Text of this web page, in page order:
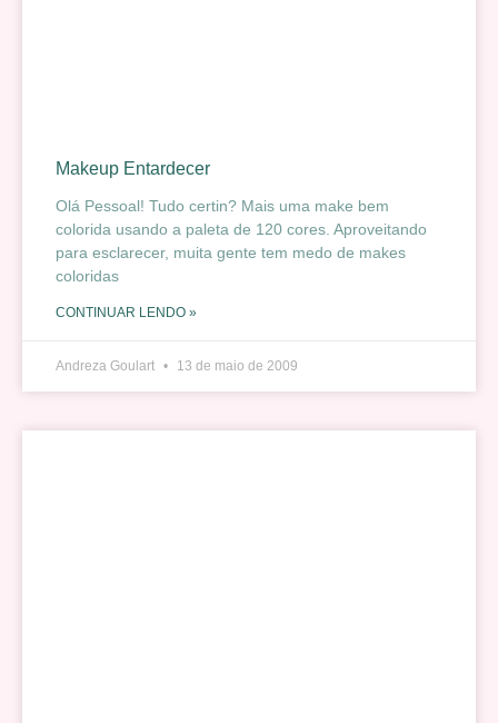
Makeup Entardecer
Olá Pessoal! Tudo certin? Mais uma make bem
colorida usando a paleta de 120 cores. Aproveitando
para esclarecer, muita gente tem medo de makes
coloridas
CONTINUAR LENDO »
Andreza Goulart 13 de maio de 2009